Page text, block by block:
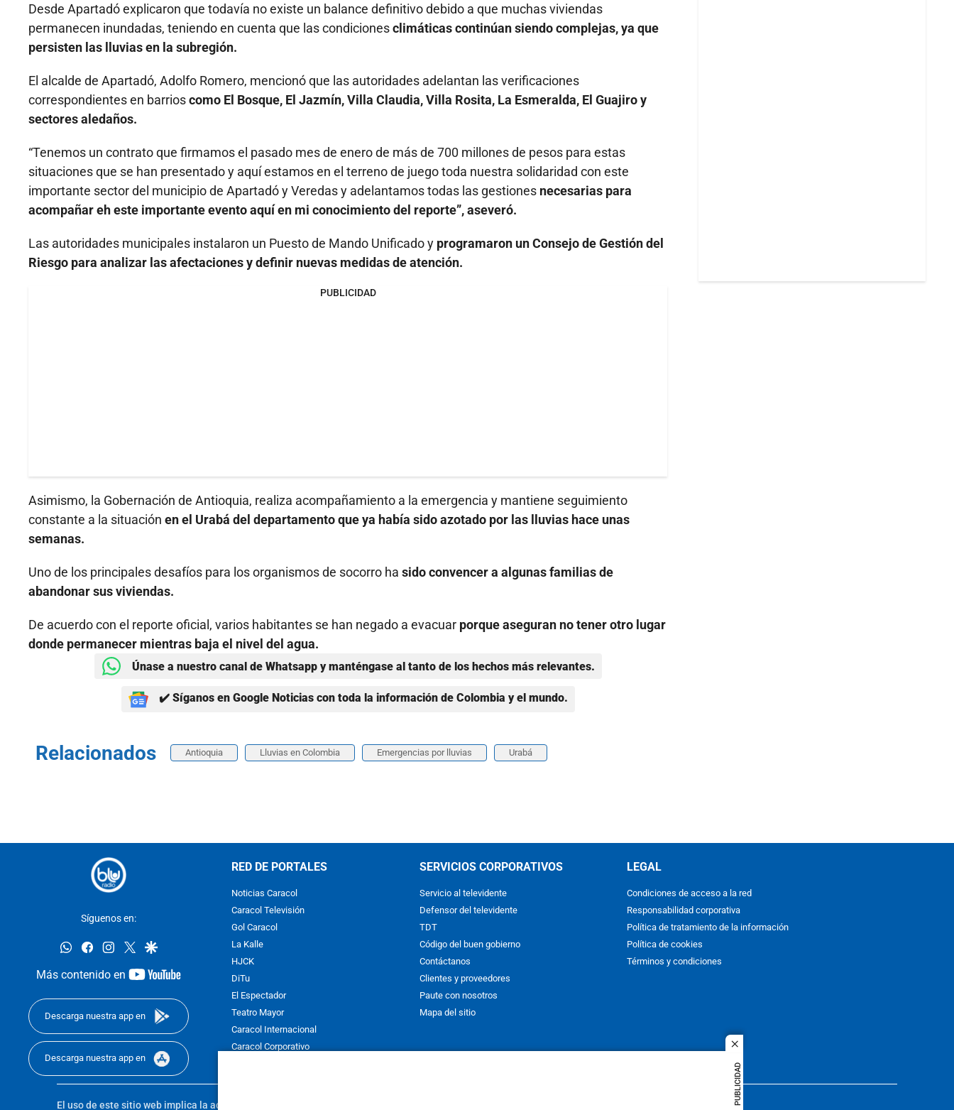
close
PUBLICIDAD
Desde Apartadó explicaron que todavía no existe un balance definitivo debido a que muchas viviendas
permanecen inundadas, teniendo en cuenta que las condicionesclimáticas continúan siendo complejas, ya que
persisten las lluvias en la subregión.
El alcalde de Apartadó, Adolfo Romero, mencionó que las autoridades adelantan las verificaciones
correspondientes en barrioscomo El Bosque, El Jazmín, Villa Claudia, Villa Rosita, La Esmeralda, El Guajiro y
sectores aledaños.
“Tenemos un contrato que firmamos el pasado mes de enero de más de 700 millones de pesos para estas
situaciones que se han presentado y aquí estamos en el terreno de juego toda nuestra solidaridad con este
importante sector del municipio de Apartadó y Veredas y adelantamos todas las gestiones necesarias para
acompañar eh este importante evento aquí en mi conocimiento del reporte”, aseveró.
Las autoridades municipales instalaron un Puesto de Mando Unificado y programaron un Consejo de Gestión del
Riesgo para analizar las afectaciones y definir nuevas medidas de atención.
PUBLICIDAD
Asimismo, la Gobernación de Antioquia, realiza acompañamiento a la emergencia y mantiene seguimiento
constante a la situación en el Urabá del departamento que ya había sido azotado por las lluvias hace unas
semanas.
Uno de los principales desafíos para los organismos de socorro ha sido convencer a algunas familias de
abandonar sus viviendas.
De acuerdo con el reporte oficial, varios habitantes se han negado a evacuar porque aseguran no tener otro lugar
donde permanecer mientras baja el nivel del agua.
Únase a nuestro canal de Whatsapp y manténgase al tanto de los hechos más relevantes.
✔️ Síganos en Google Noticias con toda la información de Colombia y el mundo.
Relacionados Antioquia Lluvias en Colombia Emergencias por lluvias Urabá
Síguenos en:
whatsappfacebookinstagram
twittergoogle
Más contenido en
youtube-
Descarga nuestra app en
Descarga nuestra app en
RED DE PORTALES
Noticias Caracol
Caracol Televisión
Gol Caracol
La Kalle
HJCK
DiTu
El Espectador
Teatro Mayor
Caracol Internacional
Caracol Corporativo
SERVICIOS CORPORATIVOS
Servicio al televidente
Defensor del televidente
TDT
Código del buen gobierno
Contáctanos
Clientes y proveedores
Paute con nosotros
Mapa del sitio
LEGAL
Condiciones de acceso a la red
Responsabilidad corporativa
Política de tratamiento de la información
Política de cookies
Términos y condiciones
El uso de este sitio web implica la aceptación de los